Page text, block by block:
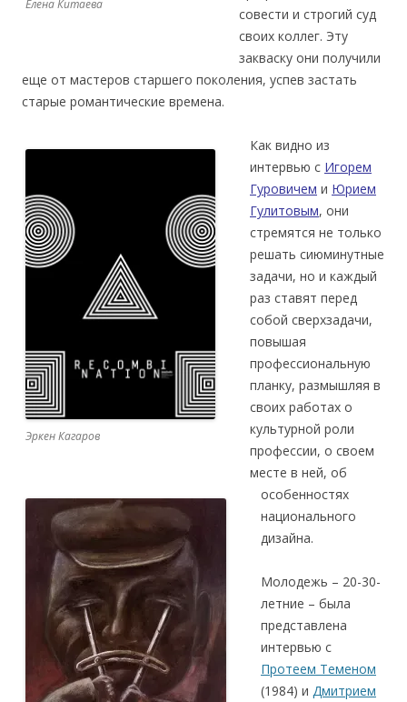
Елена Китаева
совести и строгий суд
своих коллег. Эту
закваску они получили
еще от мастеров старшего поколения, успев застать
старые романтические времена.
Эркен Кагаров
Как видно из
интервью с Игорем
Гуровичем и Юрием
Гулитовым, они
стремятся не только
решать сиюминутные
задачи, но и каждый
раз ставят перед
собой сверхзадачи,
повышая
профессиональную
планку, размышляя в
своих работах о
культурной роли
профессии, о своем
месте в ней, об
особенностях
национального
дизайна.
Молодежь – 20-30-
летние – была
представлена
интервью с
Протеем Теменом
(1984) и Дмитрием